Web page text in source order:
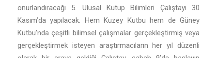
onurlandıracağı 5. Ulusal Kutup Bilimleri Çalıştayı 30
Kasım’da yapılacak. Hem Kuzey Kutbu hem de Güney
Kutbu’nda çeşitli bilimsel çalışmalar gerçekleştirmiş veya
gerçekleştirmek isteyen araştırmacıların her yıl düzenli